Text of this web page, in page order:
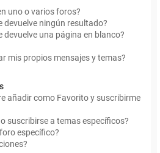
uno o varios foros?
devuelve ningún resultado?
devuelve una página en blanco?
mis propios mensajes y temas?
añadir como Favorito y suscribirme
suscribirse a temas específicos?
específico?